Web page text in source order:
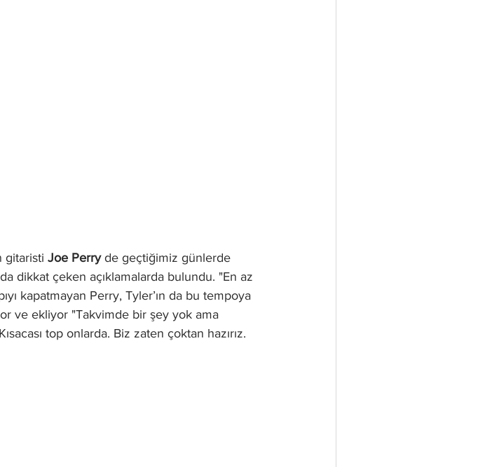
gitaristi Joe Perry de geçtiğimiz günlerde
dikkat çeken açıklamalarda bulundu. "En az
kapatmayan Perry, Tyler’ın da bu tempoya
ve ekliyor "Takvimde bir şey yok ama
top onlarda. Biz zaten çoktan hazırız.